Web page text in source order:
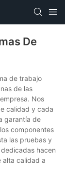
De
de trabajo
de las
Nos
calidad y cada
garantía de
componentes
las pruebas y
hacen
alta calidad a